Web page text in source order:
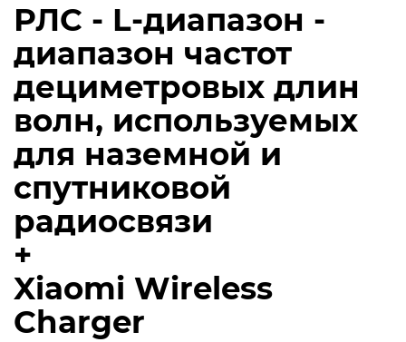
РЛС - L-диапазон -
диапазон частот
дециметровых длин
волн, используемых
для наземной и
спутниковой
радиосвязи
+
Xiaomi Wireless
Charger